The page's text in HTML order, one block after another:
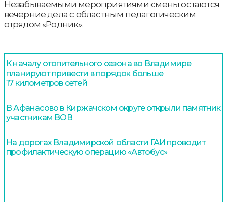
Незабываемыми мероприятиями смены остаются
вечерние дела с областным педагогическим
отрядом «Родник».
К началу отопительного сезона во Владимире
планируют привести в порядок больше
17 километров сетей
В Афанасово в Киржачском округе открыли памятник
участникам ВОВ
На дорогах Владимирской области ГАИ проводит
профилактическую операцию «Автобус»